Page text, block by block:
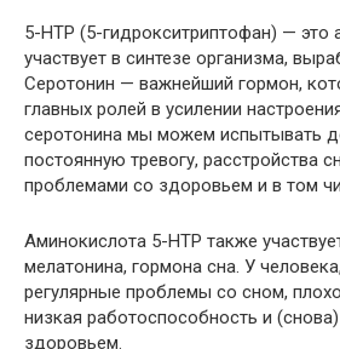
5-HTP (5-гидрокситриптофан) — это
участвует в синтезе организма,
Серотонин — важнейший гормон,
главных ролей в усилении
серотонина мы можем испытывать
постоянную тревогу, расстройства
проблемами со здоровьем и в том
Аминокислота 5-НТР также
мелатонина, гормона сна. У
регулярные проблемы со сном,
низкая работоспособность и
здоровьем.